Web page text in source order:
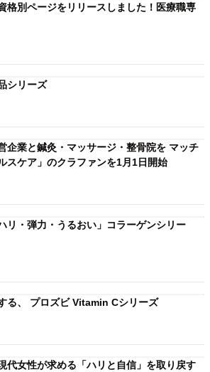
格別ページをリリースしました！医療職専
シリーズ
企業と鍼灸・マッサージ・整骨院を マッチ
スケア」のクラファンを1月1日開始
リ・弾力・うるおい」コラーゲンシリー
る、 プロズビ Vitamin Cシリーズ
代女性が求める「ハリと自信」を取り戻す